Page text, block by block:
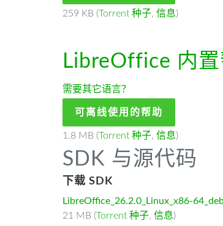
259 KB (Torrent 种子, 信息)
LibreOffice 内置
需要其它语言？
可离线使用的帮助
1.8 MB (Torrent 种子, 信息)
SDK 与源代码
下载 SDK
LibreOffice_26.2.0_Linux_x86-
21 MB (Torrent 种子, 信息)